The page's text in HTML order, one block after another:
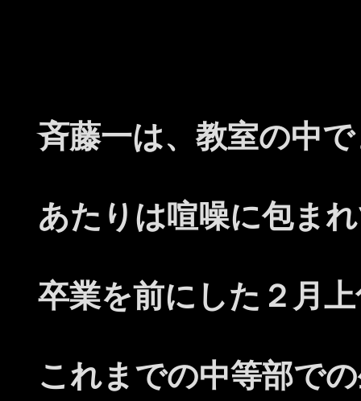
斉藤一は、教室の中
あたりは喧噪に包ま
卒業を前にした２月上
これまでの中等部で